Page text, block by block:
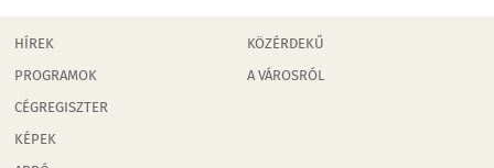
HÍREK
PROGRAMOK
CÉGREGISZTER
KÉPEK
KÖZÉRDEKŰ
A VÁROSRÓL